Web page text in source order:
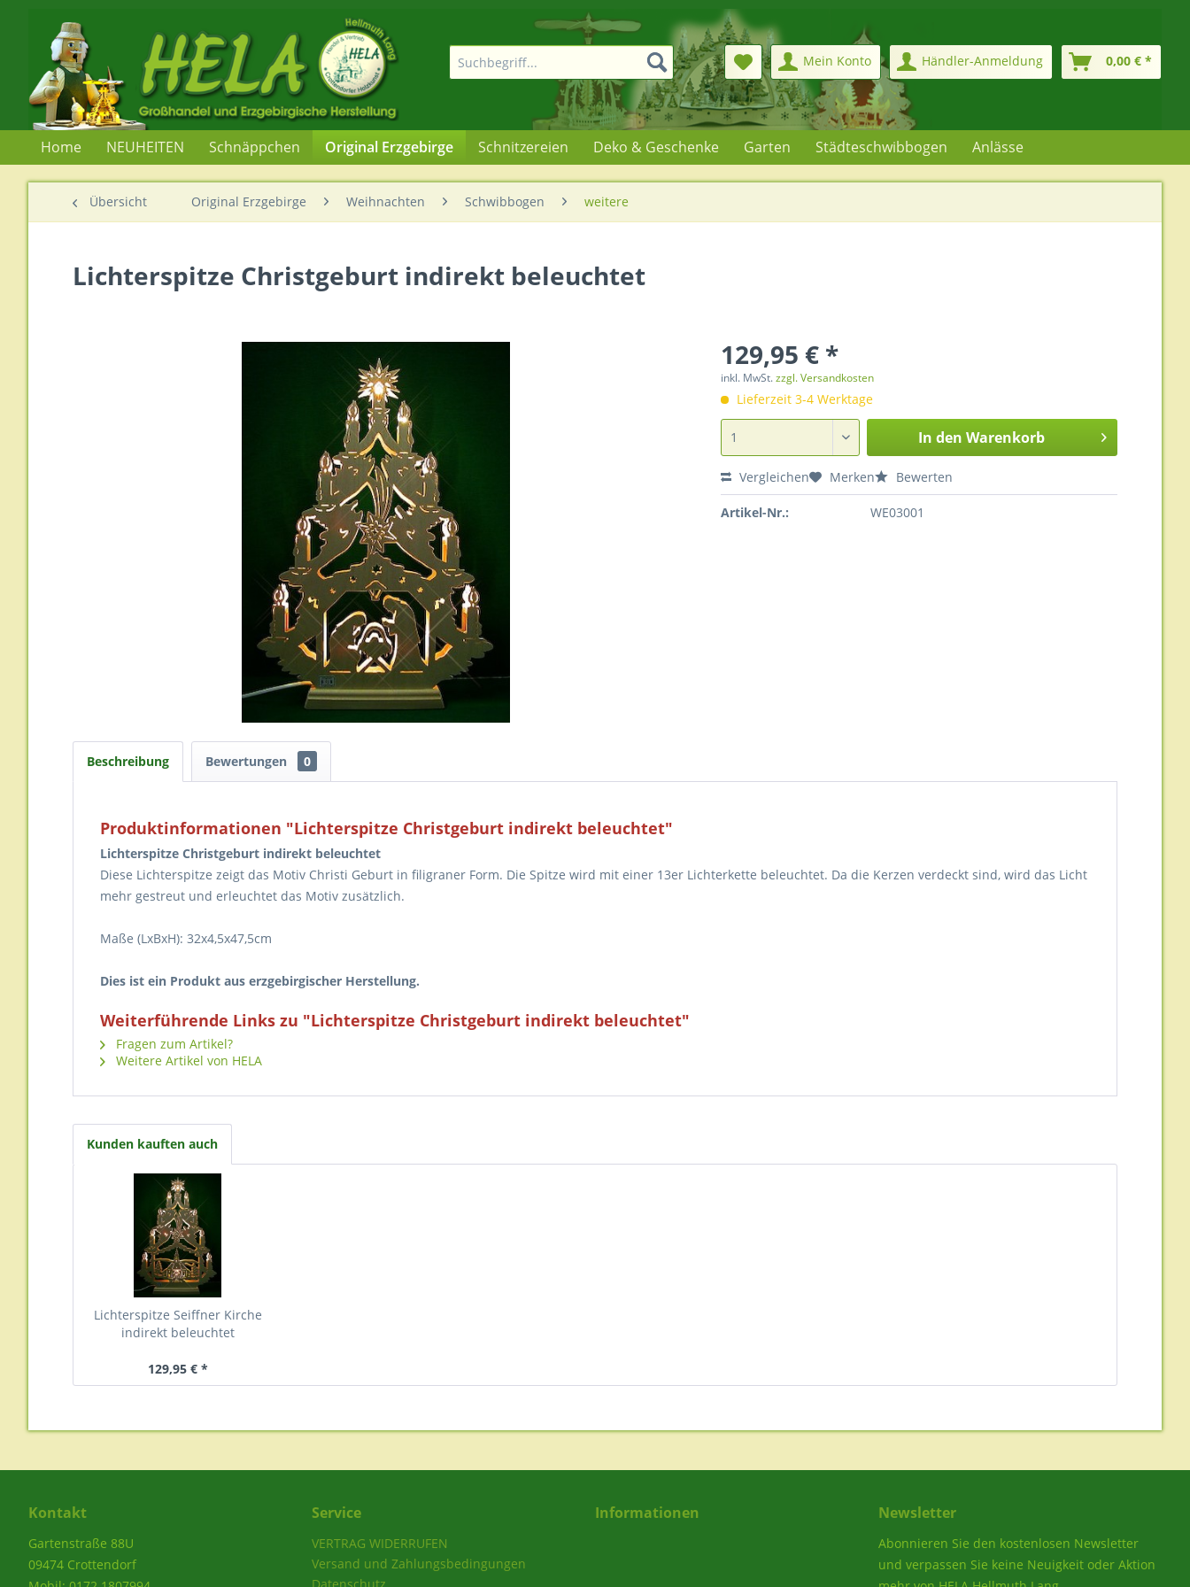
Mein Konto Händler-Anmeldung 0,00 € *
Home NEUHEITEN Schnäppchen Original Erzgebirge Schnitzereien Deko & Geschenke Garten Städteschwibbogen Anlässe
Übersicht Original Erzgebirge Weihnachten Schwibbogen weitere
Lichterspitze Christgeburt indirekt beleuchtet
129,95 € *
inkl. MwSt.zzgl. Versandkosten
Lieferzeit 3-4 Werktage
In den Warenkorb
Vergleichen Merken Bewerten
Artikel-Nr.: WE03001
Beschreibung Bewertungen 0
Produktinformationen "Lichterspitze Christgeburt indirekt beleuchtet"
Lichterspitze Christgeburt indirekt beleuchtet
Diese Lichterspitze zeigt das Motiv Christi Geburt in filigraner Form. Die Spitze wird mit einer 13er Lichterkette beleuchtet. Da die Kerzen verdeckt sind, wird das Licht
mehr gestreut und erleuchtet das Motiv zusätzlich.
Maße (LxBxH): 32x4,5x47,5cm
Dies ist ein Produkt aus erzgebirgischer Herstellung.
Weiterführende Links zu "Lichterspitze Christgeburt indirekt beleuchtet"
Fragen zum Artikel?
Weitere Artikel von HELA
Kunden kauften auch
Lichterspitze Seiffner Kirche
indirekt beleuchtet
129,95 € *
Kontakt
Gartenstraße 88U
09474 Crottendorf
Service
VERTRAG WIDERRUFEN
Versand und Zahlungsbedingungen
Informationen Newsletter
Abonnieren Sie den kostenlosen Newsletter
und verpassen Sie keine Neuigkeit oder Aktion